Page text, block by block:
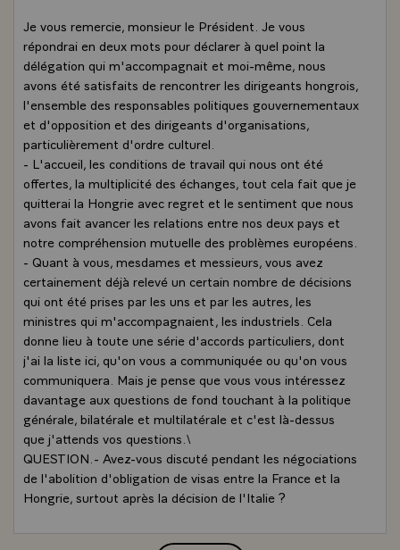
Je vous remercie, monsieur le Président. Je vous
répondrai en deux mots pour déclarer à quel point la
délégation qui m'accompagnait et moi-même, nous
avons été satisfaits de rencontrer les dirigeants hongrois,
l'ensemble des responsables politiques gouvernementaux
et d'opposition et des dirigeants d'organisations,
particulièrement d'ordre culturel.
- L'accueil, les conditions de travail qui nous ont été
offertes, la multiplicité des échanges, tout cela fait que je
quitterai la Hongrie avec regret et le sentiment que nous
avons fait avancer les relations entre nos deux pays et
notre compréhension mutuelle des problèmes européens.
- Quant à vous, mesdames et messieurs, vous avez
certainement déjà relevé un certain nombre de décisions
qui ont été prises par les uns et par les autres, les
ministres qui m'accompagnaient, les industriels. Cela
donne lieu à toute une série d'accords particuliers, dont
j'ai la liste ici, qu'on vous a communiquée ou qu'on vous
communiquera. Mais je pense que vous vous intéressez
davantage aux questions de fond touchant à la politique
générale, bilatérale et multilatérale et c'est là-dessus
que j'attends vos questions.\
QUESTION.- Avez-vous discuté pendant les négociations
de l'abolition d'obligation de visas entre la France et la
Hongrie, surtout après la décision de l'Italie ?